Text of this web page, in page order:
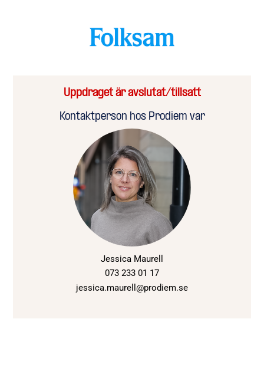
Uppdraget är avslutat/tillsatt
Kontaktperson hos Prodiem var
Jessica Maurell
073 233 01 17
jessica.maurell@prodiem.se